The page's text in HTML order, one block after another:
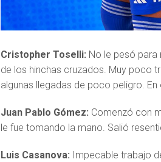
Cristopher Toselli: No le pesó para
de los hinchas cruzados. Muy poco
algunas llegadas de poco peligro.
Juan Pablo Gómez: Comenzó con
le fue tomando la mano. Salió
Luis Casanova: Impecable trabajo